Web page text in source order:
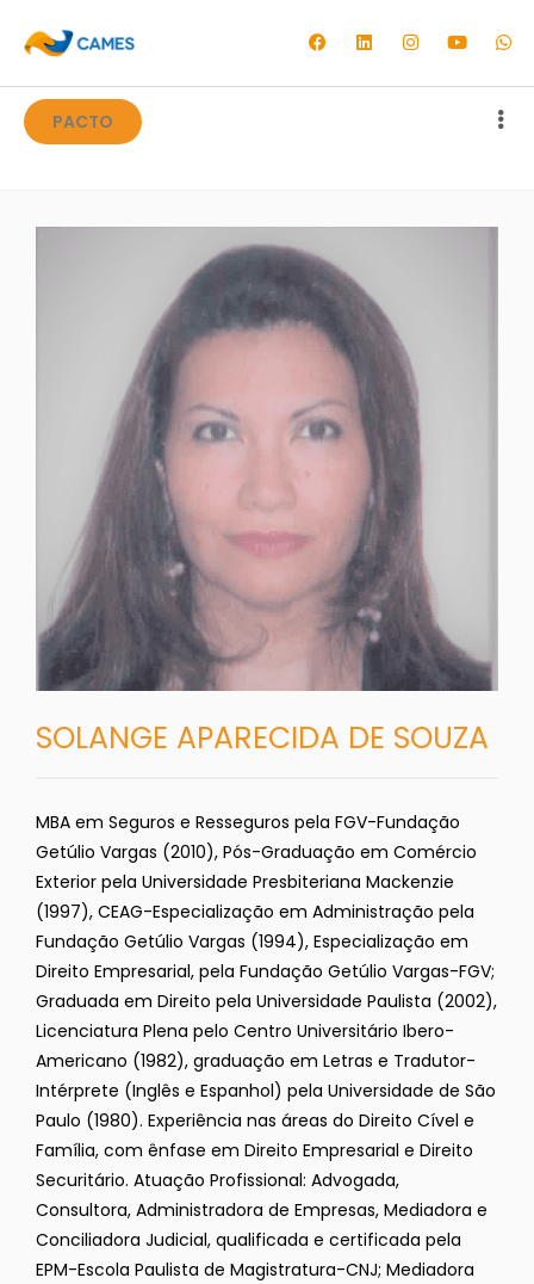
PACTO
SOLANGE APARECIDA DE SOUZA
MBA em Seguros e Resseguros pela FGV-Fundação
Getúlio Vargas (2010), Pós-Graduação em Comércio
Exterior pela Universidade Presbiteriana Mackenzie
(1997), CEAG-Especialização em Administração pela
Fundação Getúlio Vargas (1994), Especialização em
Direito Empresarial, pela Fundação Getúlio Vargas-FGV;
Graduada em Direito pela Universidade Paulista (2002),
Licenciatura Plena pelo Centro Universitário Ibero-
Americano (1982), graduação em Letras e Tradutor-
Intérprete (Inglês e Espanhol) pela Universidade de São
Paulo (1980). Experiência nas áreas do Direito Cível e
Família, com ênfase em Direito Empresarial e Direito
Securitário. Atuação Profissional: Advogada,
Consultora, Administradora de Empresas, Mediadora e
Conciliadora Judicial, qualificada e certificada pela
EPM-Escola Paulista de Magistratura-CNJ; Mediadora